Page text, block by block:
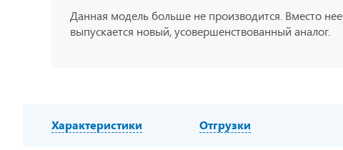
Данная модель больше не производится. Вместо нее
выпускается новый, усовершенствованный аналог.
Характеристики Отгрузки